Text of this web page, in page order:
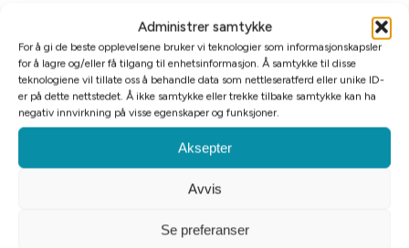
Administrer samtykke
For å gi de beste opplevelsene bruker vi teknologier som informasjonskapsler
for å lagre og/eller få tilgang til enhetsinformasjon. Å samtykke til disse
teknologiene vil tillate oss å behandle data som nettleseratferd eller unike ID-
er på dette nettstedet. Å ikke samtykke eller trekke tilbake samtykke kan ha
negativ innvirkning på visse egenskaper og funksjoner.
Aksepter
Avvis
Se preferanser
Relaterte produkter